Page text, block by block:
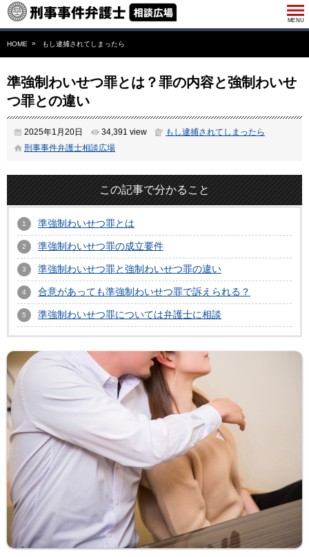
HOME もし逮捕されてしまったら
準強制わいせつ罪とは？罪の内容と強制わいせ
つ罪との違い
2025年1月20日 34,391 view
もし逮捕されてしまったら
刑事事件弁護士相談広場
この記事で分かること
準強制わいせつ罪とは
準強制わいせつ罪の成立要件
準強制わいせつ罪と強制わいせつ罪の違い
合意があっても準強制わいせつ罪で訴えられる？
準強制わいせつ罪については弁護士に相談